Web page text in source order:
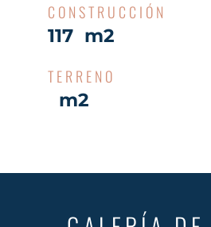
CONSTRUCCIÓN
117 m2
TERRENO
m2